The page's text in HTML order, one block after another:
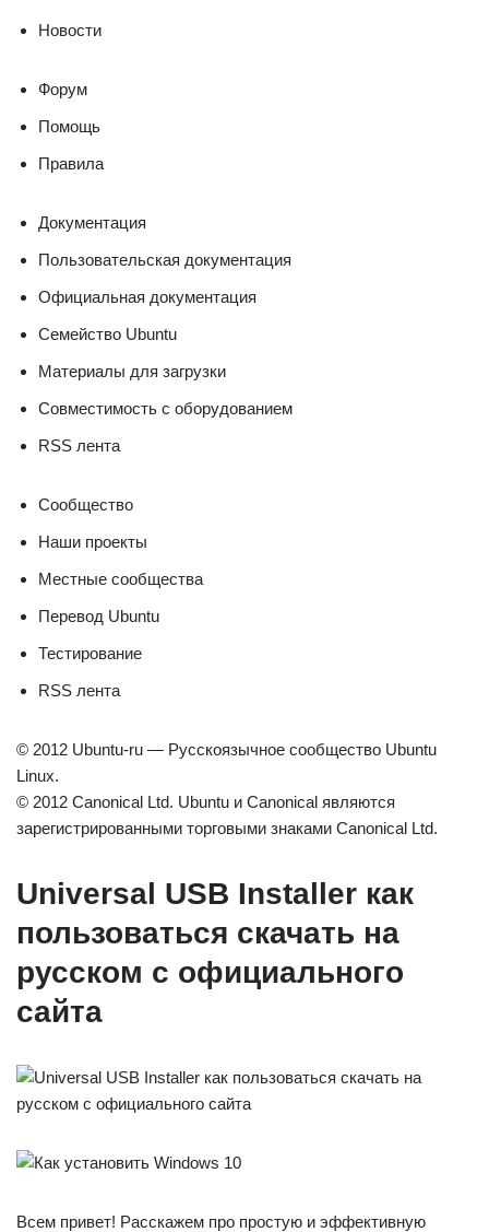
Новости
Форум
Помощь
Правила
Документация
Пользовательская документация
Официальная документация
Семейство Ubuntu
Материалы для загрузки
Совместимость с оборудованием
RSS лента
Сообщество
Наши проекты
Местные сообщества
Перевод Ubuntu
Тестирование
RSS лента
© 2012 Ubuntu-ru — Русскоязычное сообщество Ubuntu
Linux.
© 2012 Canonical Ltd. Ubuntu и Canonical являются
зарегистрированными торговыми знаками Canonical Ltd.
Universal USB Installer как
пользоваться скачать на
русском с официального
сайта
Всем привет! Расскажем про простую и эффективную